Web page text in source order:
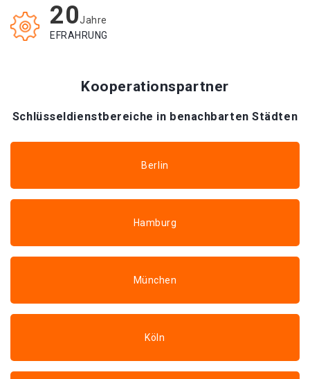
20Jahre
EFRAHRUNG
Kooperationspartner
Schlüsseldienstbereiche in benachbarten Städten
Berlin
Hamburg
München
Köln